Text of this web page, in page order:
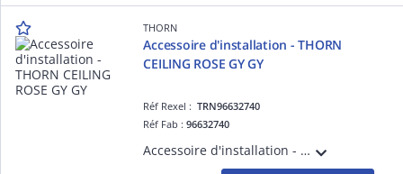
THORN
Accessoire d'installation - THORN
CEILING ROSE GY GY
Réf Rexel :TRN96632740
Réf Fab :96632740
Accessoire d'installation - THORN CEILING ROSE GY GY - Accessoire pour installation d'éclairage